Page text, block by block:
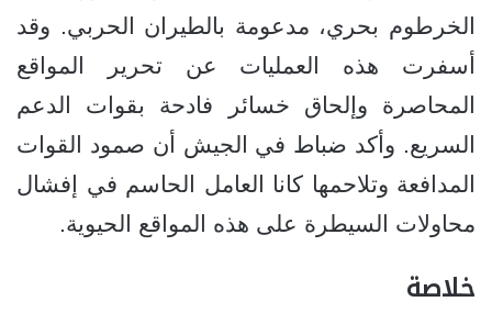
الخرطوم بحري، مدعومة بالطيران الحربي. وقد
أسفرت هذه العمليات عن تحرير المواقع
المحاصرة وإلحاق خسائر فادحة بقوات الدعم
السريع. وأكد ضباط في الجيش أن صمود القوات
المدافعة وتلاحمها كانا العامل الحاسم في إفشال
محاولات السيطرة على هذه المواقع الحيوية.
خلاصة